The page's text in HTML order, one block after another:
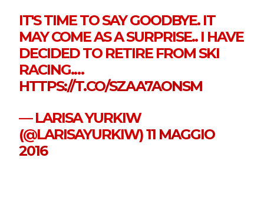
IT'S TIME TO SAY GOODBYE. IT
MAY COME AS A SURPRISE.. I HAVE
DECIDED TO RETIRE FROM SKI
RACING.…
HTTPS://T.CO/SZAA7AONSM
— LARISA YURKIW
(@LARISAYURKIW)11 MAGGIO
2016